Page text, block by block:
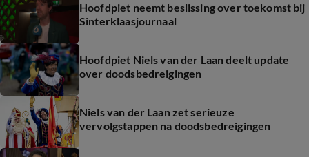
Hoofdpiet neemt beslissing over toekomst bij
Sinterklaasjournaal
Hoofdpiet Niels van der Laan deelt update
over doodsbedreigingen
Niels van der Laan zet serieuze
vervolgstappen na doodsbedreigingen